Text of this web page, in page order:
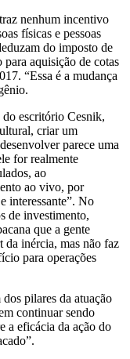
nenhum incentivo
físicas e pessoas
do imposto de
aquisição de cotas
“Essa é a mudança
escritório Cesnik,
criar um
parece uma
for realmente
ao
ao vivo, por
interessante”. No
de investimento,
que a gente
inércia, mas não faz
para operações
pilares da atuação
continuar sendo
a eficácia da ação do